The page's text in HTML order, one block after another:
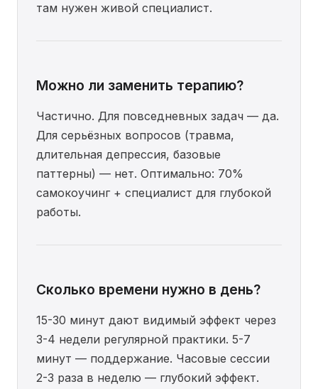
там нужен живой специалист.
Можно ли заменить терапию?
Частично. Для повседневных задач — да.
Для серьёзных вопросов (травма,
длительная депрессия, базовые
паттерны) — нет. Оптимально: 70%
самокоучинг + специалист для глубокой
работы.
Сколько времени нужно в день?
15-30 минут дают видимый эффект через
3-4 недели регулярной практики. 5-7
минут — поддержание. Часовые сессии
2-3 раза в неделю — глубокий эффект.